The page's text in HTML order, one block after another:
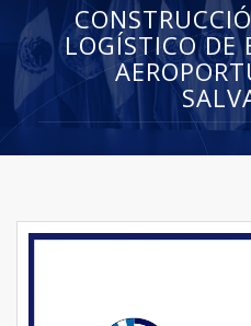
LOGÍSTICO DE